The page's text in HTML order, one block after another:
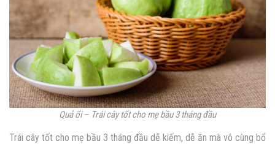
Quả ổi – Trái cây tốt cho mẹ bầu 3 tháng đầu
Trái cây tốt cho mẹ bầu 3 tháng đầu dễ kiếm, dễ ăn mà vô cùng bổ